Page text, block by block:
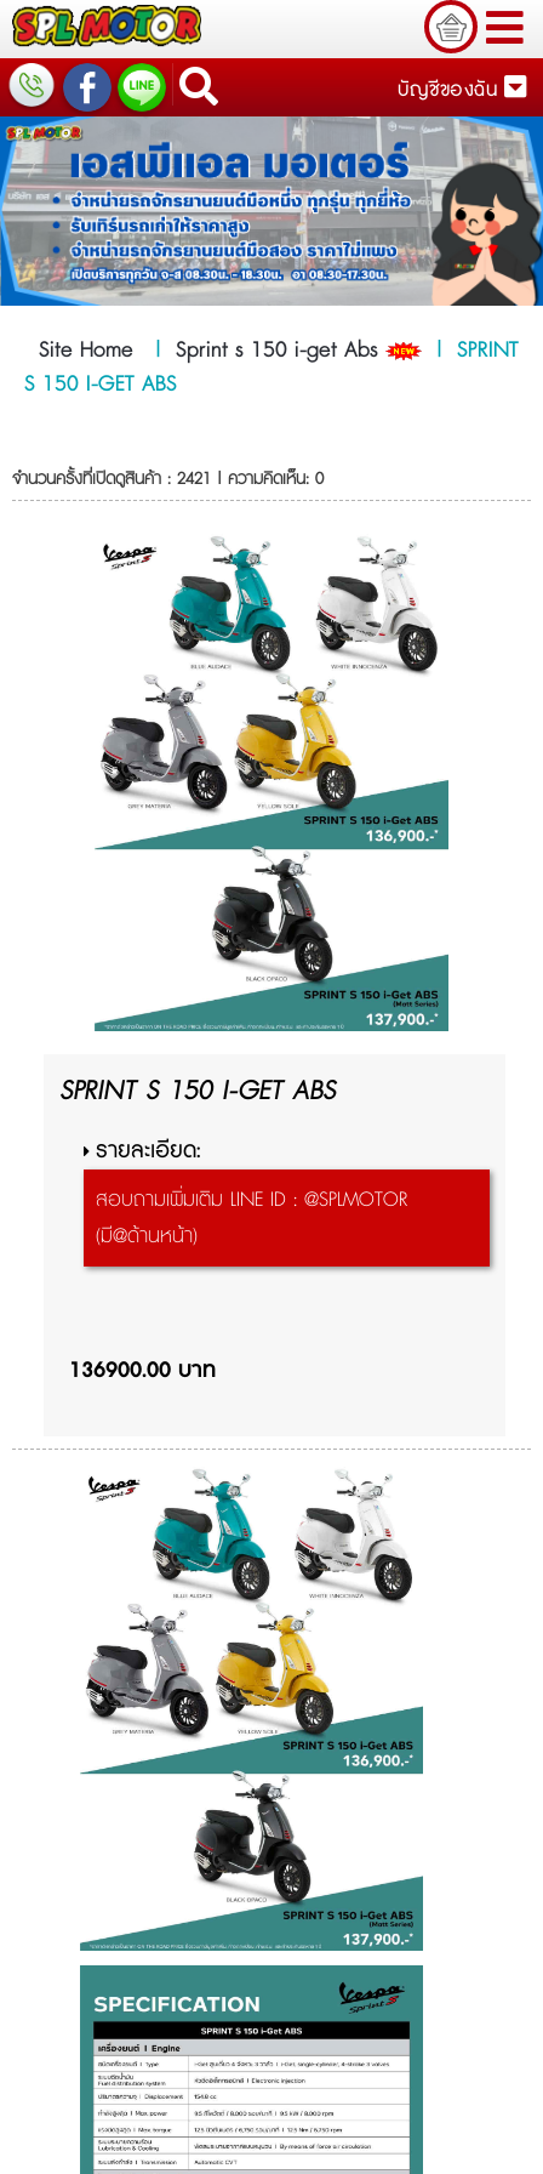
บัญชีของฉัน
Site Home | Sprint s 150 i-get Abs | SPRINT
S 150 I-GET ABS
จำนวนครั้งที่เปิดดูสินค้า : 2421 | ความคิดเห็น: 0
SPRINT S 150 I-GET ABS
รายละเอียด:
สอบถามเพิ่มเติม LINE ID : @SPLMOTOR
(มี@ด้านหน้า)
136900.00 บาท